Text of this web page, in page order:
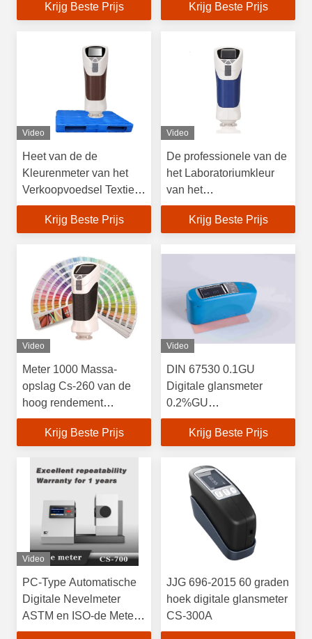
Verlichtingssysteem
Krijg Beste Prijs
Colorimeter van de het
Krijg Beste Prijs
Video
Heet van de de
Kleurenmeter van het
Verkoopvoedsel Textiel
de
Colorimeterinstrument
Krijg Beste Prijs
Video
De professionele van de
het Laboratoriumkleur
van het
Cameraweergeven van
het de Meterverschil
Analysemeter
Krijg Beste Prijs
Video
Meter 1000 Massa-
opslag Cs-260 van de
hoog rendement
Handbediende Kleur
van Testresultaten
Krijg Beste Prijs
Video
DIN 67530 0.1GU
Digitale glansmeter
0.2%GU
Herhaalbaarheid
Compacte structuur
Krijg Beste Prijs
Video
PC-Type Automatische
Digitale Nevelmeter
ASTM en ISO-de Meter
van de
JJG 696-2015 60 graden
hoek digitale glansmeter
CS-300A